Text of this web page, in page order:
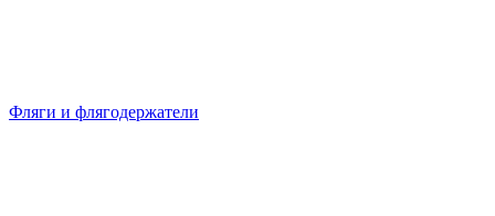
Фляги и флягодержатели